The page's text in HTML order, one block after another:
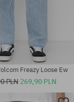
Freazy Loose Ew
PLN 269,90 PLN